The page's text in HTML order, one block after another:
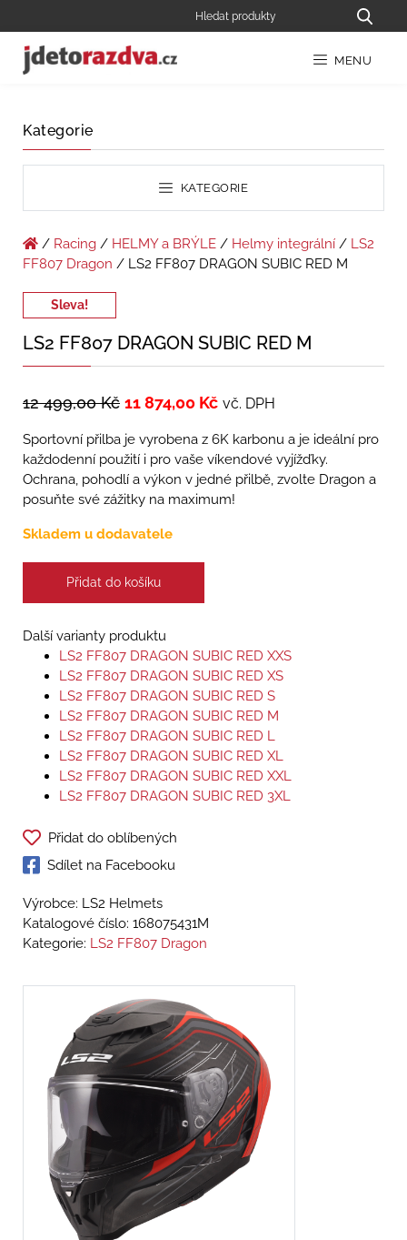
MENU
Kategorie
KATEGORIE
/ Racing / HELMY a BRÝLE / Helmy integrální / LS2
FF807 Dragon / LS2 FF807 DRAGON SUBIC RED M
Sleva!
LS2 FF807 DRAGON SUBIC RED M
12 499,00Kč 11 874,00 Kč vč. DPH
Sportovní přilba je vyrobena z 6K karbonu a je ideální pro
každodenní použití i pro vaše víkendové vyjížďky.
Ochrana, pohodlí a výkon v jedné přilbě, zvolte Dragon a
posuňte své zážitky na maximum!
Skladem u dodavatele
Přidat do košíku
Další varianty produktu
LS2 FF807 DRAGON SUBIC RED XXS
LS2 FF807 DRAGON SUBIC RED XS
LS2 FF807 DRAGON SUBIC RED S
LS2 FF807 DRAGON SUBIC RED M
LS2 FF807 DRAGON SUBIC RED L
LS2 FF807 DRAGON SUBIC RED XL
LS2 FF807 DRAGON SUBIC RED XXL
LS2 FF807 DRAGON SUBIC RED 3XL
Přidat do oblíbených
Sdílet na Facebooku
Výrobce: LS2 Helmets
Katalogové číslo: 168075431M
Kategorie: LS2 FF807 Dragon